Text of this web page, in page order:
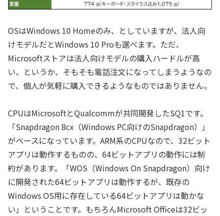
OSはWindows 10 Homeのみ、としていますが、法人向
けモデルだとWindows 10 Proも選べます。ただ、
Microsoftストアは法人向けモデルの購入ハードルが高
い、というか、そもそも電話注文になってしまうようなの
で、個人が気軽に購入できるようなものではありません。
CPUはMicrosoftとQualcommが共同開発したSQ1です。
「Snapdragon 8cx（Windows PC向けのSnapdragon）」
がベースになっています。ARM系のCPUなので、32ビット
アプリは動作するものの、64ビットアプリの動作には制
約があります。「WOS（Windows On Snapdragon）向け
に開発された64ビットアプリは動作するが、既存の
Windows OS用に存在している64ビットアプリは動かな
い」ということです。もちろんMicrosoft Officeは32ビッ